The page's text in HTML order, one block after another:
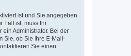
ist und Sie angegeben
Fall ist, muss Ihr
Administrator. Bei der
Sie, ob Sie Ihre E-Mail-
Sie einen